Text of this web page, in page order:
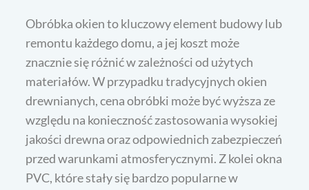
Obróbka okien to kluczowy element budowy lub
remontu każdego domu, a jej koszt może
znacznie się różnić w zależności od użytych
materiałów. W przypadku tradycyjnych okien
drewnianych, cena obróbki może być wyższa ze
względu na konieczność zastosowania wysokiej
jakości drewna oraz odpowiednich zabezpieczeń
przed warunkami atmosferycznymi. Z kolei okna
PVC, które stały się bardzo popularne w